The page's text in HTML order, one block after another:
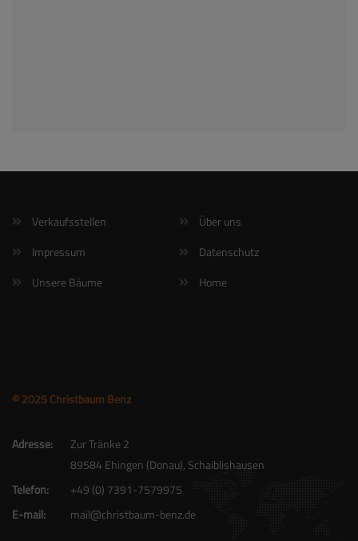
Verkaufsstellen
Über uns
Impressum
Datenschutz
Unsere Bäume
Home
© 2025 Christbaum Benz
Adresse:
Zur Tränke 2
89584 Ehingen (Donau), Schaiblishausen
Telefon:
+49 (0) 7391-7579975
E-mail:
mail@christbaum-benz.de